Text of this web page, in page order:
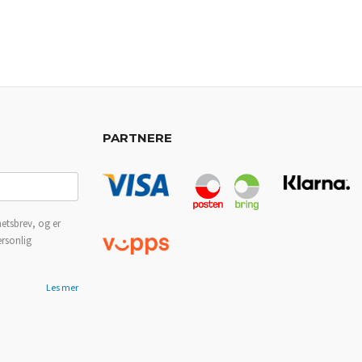
og er
Les mer
PARTNERE